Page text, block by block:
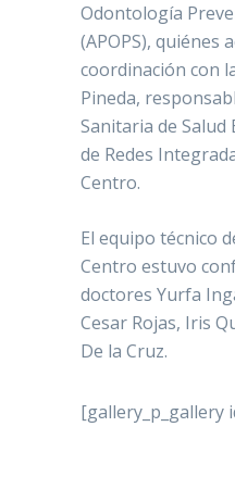
Odontología
(APOPS), quiénes
coordinación con
Pineda,
Sanitaria de Salud
de Redes
Centro.
El equipo técnico
Centro estuvo
doctores Yurfa
Cesar Rojas, Iris
De la Cruz.
[gallery_p_gallery